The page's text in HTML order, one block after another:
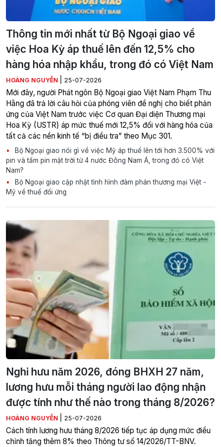
Thông tin mới nhất từ Bộ Ngoại giao về
việc Hoa Kỳ áp thuế lên đến 12,5% cho
hàng hóa nhập khẩu, trong đó có Việt Nam
HOÀNG NGUYỄN 25-07-2026
Mới đây, người Phát ngôn Bộ Ngoại giao Việt Nam Phạm Thu
Hằng đã trả lời câu hỏi của phóng viên đề nghị cho biết phản
ứng của Việt Nam trước việc Cơ quan Đại diện Thương mại
Hoa Kỳ (USTR) áp mức thuế mới 12,5% đối với hàng hóa của
tất cả các nền kinh tế “bị điều tra” theo Mục 301.
Bộ Ngoại giao nói gì về việc Mỹ áp thuế lên tới hơn 3.500% với
pin và tấm pin mặt trời từ 4 nước Đông Nam Á, trong đó có Việt
Nam?
Bộ Ngoại giao cập nhật tình hình đàm phán thương mại Việt -
Mỹ về thuế đối ứng
Nghỉ hưu năm 2026, đóng BHXH 27 năm,
lương hưu mỗi tháng người lao động nhận
được tính như thế nào trong tháng 8/2026?
HOÀNG NGUYỄN 25-07-2026
Cách tính lương hưu tháng 8/2026 tiếp tục áp dụng mức điều
chỉnh tăng thêm 8% theo Thông tư số 14/2026/TT-BNV.